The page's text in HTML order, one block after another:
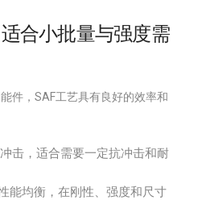
适合小批量与强度需
件，SAF工艺具有良好的效率和
击，适合需要一定抗冲击和耐
能均衡，在刚性、强度和尺寸